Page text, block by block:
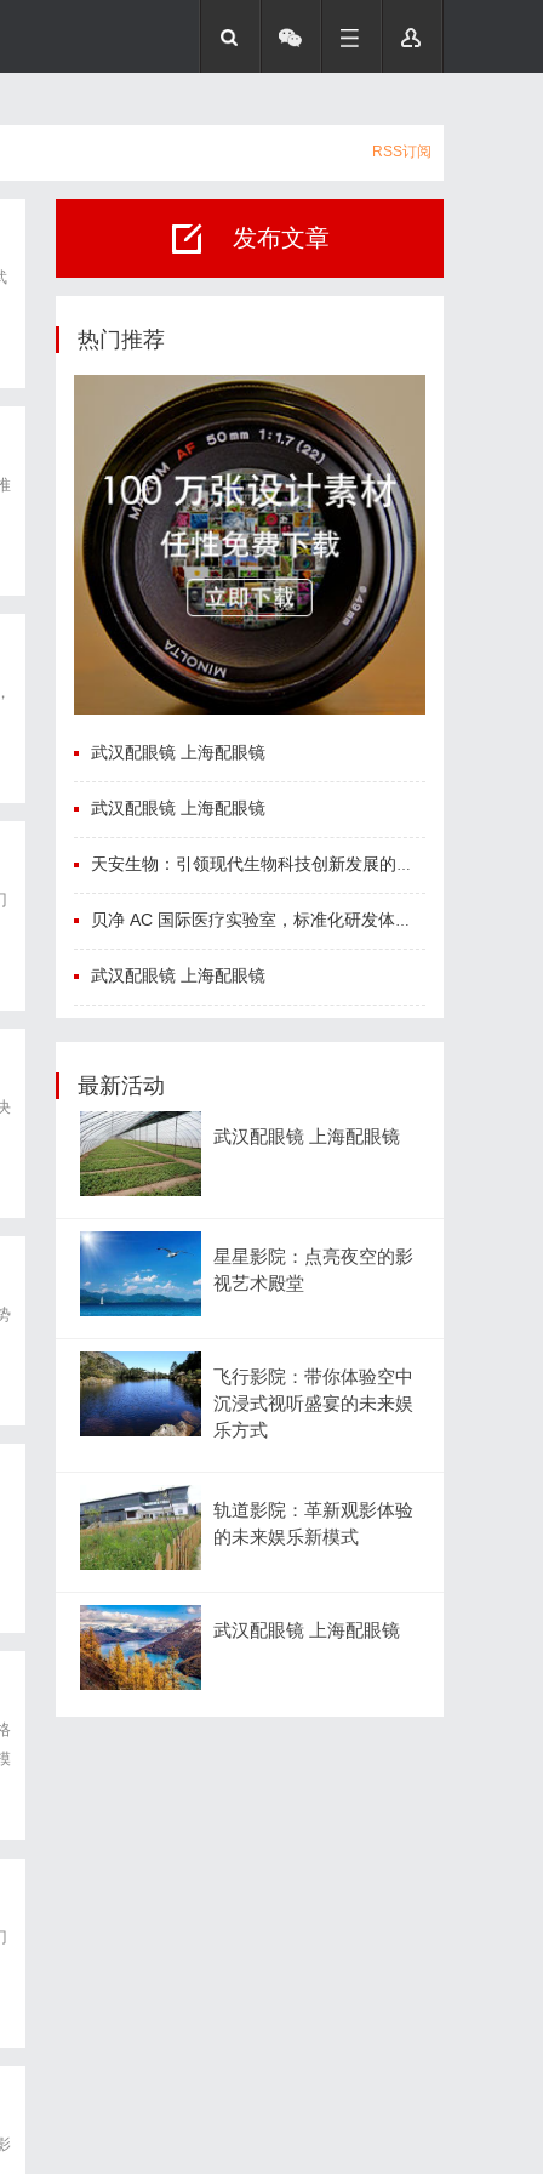
RSS订阅
发布文章
热门推荐
武汉配眼镜 上海配眼镜
武汉配眼镜 上海配眼镜
天安生物：引领现代生物科技创新发展的先锋企业
贝净 AC 国际医疗实验室，标准化研发体系全解析
武汉配眼镜 上海配眼镜
最新活动
武汉配眼镜 上海配眼镜
星星影院：点亮夜空的影
视艺术殿堂
飞行影院：带你体验空中
沉浸式视听盛宴的未来娱
乐方式
轨道影院：革新观影体验
的未来娱乐新模式
武汉配眼镜 上海配眼镜